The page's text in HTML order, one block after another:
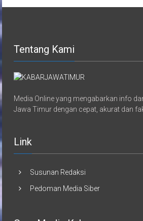
Tentang Kami
Media Online yang mengabarkan info
Jawa Timur dengan cepat, akurat dan
Link
Susunan Redaksi
Pedoman Media Siber